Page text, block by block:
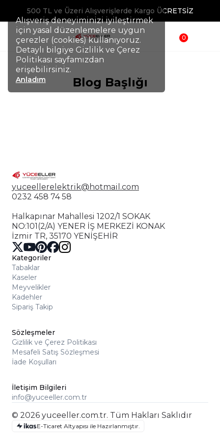
Alışveriş deneyiminizi iyileştirmek
için yasal düzenlemelere uygun
çerezler (cookies) kullanıyoruz.
Detaylı bilgiye Gizlilik ve Çerez
Politikası sayfamızdan
erişebilirsiniz.
Anladım
500 TL ve Üzeri Alışverişlerde Kargo ÜCRETSİZ
0
Blog Başlığı
yuceellerelektrik@hotmail.com
0232 458 74 58
Halkapınar Mahallesi 1202/1 SOKAK
NO:101(2/A) YENER İŞ MERKEZİ KONAK
İzmir TR, 35170 YENİŞEHİR
Kategoriler
Tabaklar
Kaseler
Meyvelikler
Kadehler
Sipariş Takip
Sözleşmeler
Gizlilik ve Çerez Politikası
Mesafeli Satış Sözleşmesi
İade Koşulları
İletişim Bilgileri
info@yuceeller.com.tr
© 2026 yuceeller.com.tr. Tüm Hakları Saklıdır
E-Ticaret Altyapısı ile Hazırlanmıştır.